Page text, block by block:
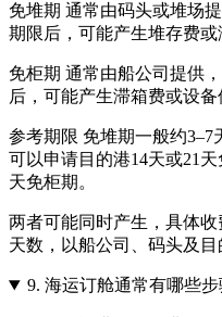
免堆期 通常由码头或堆场
期限后，可能产生堆存费或
免柜期 通常由船公司提供
后，可能产生滞箱费或设备
参考期限 免堆期一般约
可以申请目的港14天或21
天免柜期。
两者可能同时产生，具体
天数，以船公司、码头及目
9. 海运订舱通常有哪些步